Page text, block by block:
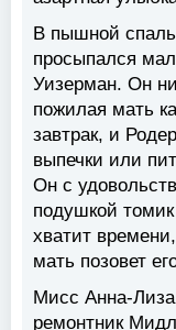
В пышной
просыпался
Уизерман. Он
пожилая мать
завтрак, и
выпечки или
Он с
подушкой
хватит
мать позовет
Мисс Анна-
ремонтник